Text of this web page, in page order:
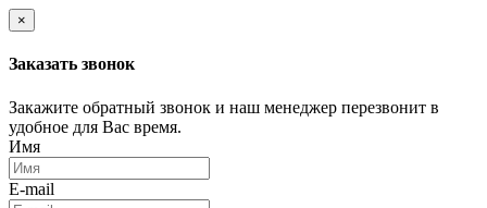
×
Заказать звонок
Закажите обратный звонок и наш менеджер перезвонит в
удобное для Вас время.
Имя
E-mail